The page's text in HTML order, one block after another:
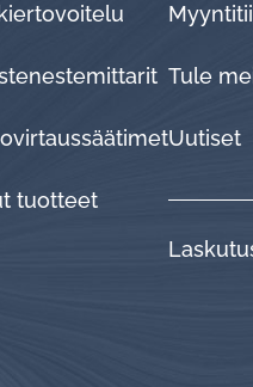
tuotteet
Tule
Uutiset